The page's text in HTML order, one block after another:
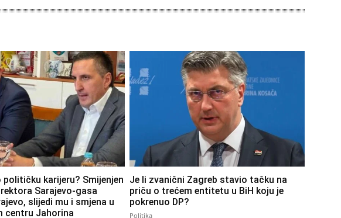
političku karijeru? Smijenjen
Sarajevo-gasa
slijedi mu i smjena u
centru Jahorina
Je li zvanični Zagreb stavio tačku na
priču o trećem entitetu u BiH koju je
pokrenuo DP?
Politika